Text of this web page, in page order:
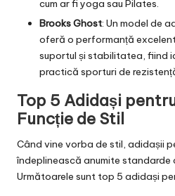
cum ar fi yoga sau Pilates.
Brooks Ghost: Un model de
oferă o performanță
suportul și stabilitatea, fiind
practică sporturi de
Top 5 Adidași
Funcție de Stil
Când vine vorba de stil, adidașii
îndeplinească anumite standarde
Următoarele sunt top 5 adidași